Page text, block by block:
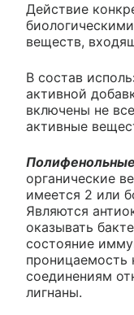
Действие
веществ,
В состав
активной
включены не
активные
органические
имеется 2 или
Являются
оказывать
состояние
проницаемость
соединениям
лигнаны.